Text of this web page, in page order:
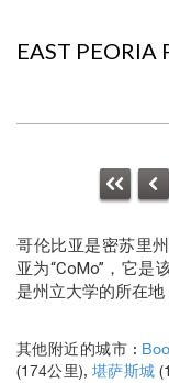
EAST PEORIA
哥伦比亚是密苏里
亚为“CoMo”，它是
是州立大学的所在
其他附近的城市 :
(174公里),堪萨斯城